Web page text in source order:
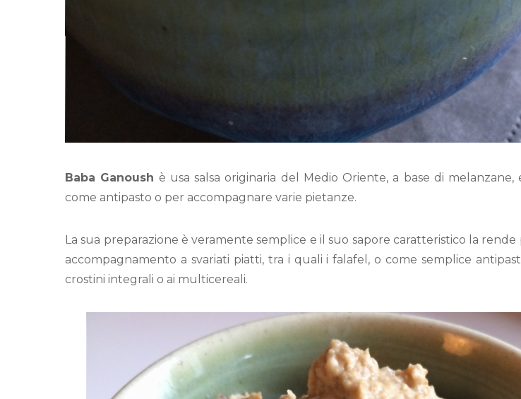
Baba Ganoush è usa salsa originaria del Medio Oriente, a base di melanzane,
come antipasto o per accompagnare varie pietanze.
La sua preparazione è veramente semplice e il suo sapore caratteristico la
accompagnamento a svariati piatti, tra i quali i falafel, o come semplice
crostini integrali o ai multicereali.